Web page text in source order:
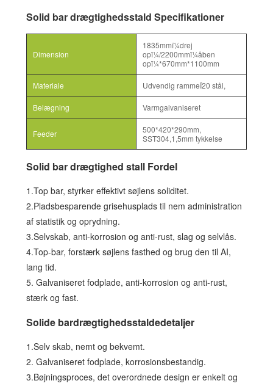
Solid bar drægtighedsstald Specifikationer
Dimension
1835mmï¼drej
opï¼/2200mmï¼åben
opï¼*670mm*1100mm
Materiale Udvendig rammeÏ20 stål,
Belægning Varmgalvaniseret
Feeder
500*420*290mm,
SST304,1,5mm tykkelse
Solid bar drægtighed stall Fordel
1.Top bar, styrker effektivt søjlens soliditet.
2.Pladsbesparende grisehusplads til nem administration
af statistik og oprydning.
3.Selvskab, anti-korrosion og anti-rust, slag og selvlås.
4.Top-bar, forstærk søjlens fasthed og brug den til AI,
lang tid.
5. Galvaniseret fodplade, anti-korrosion og anti-rust,
stærk og fast.
Solide bardrægtighedsstaldedetaljer
1.Selv skab, nemt og bekvemt.
2. Galvaniseret fodplade, korrosionsbestandig.
3.Bøjningsproces, det overordnede design er enkelt og